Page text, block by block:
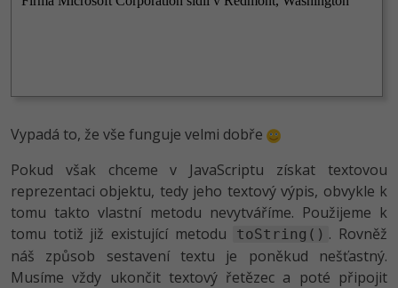
Vypadá to, že vše funguje velmi dobře
Pokud však chceme v JavaScriptu získat textovou
reprezentaci objektu, tedy jeho textový výpis, obvykle k
tomu takto vlastní metodu nevytváříme. Použijeme k
tomu totiž již existující metodu
toString() . Rovněž
náš způsob sestavení textu je poněkud nešťastný.
Musíme vždy ukončit textový řetězec a poté připojit